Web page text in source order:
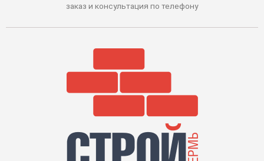
заказ и консультация по телефону